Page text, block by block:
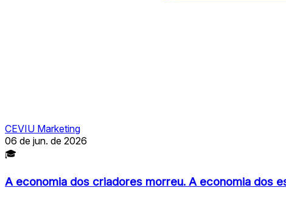
CEVIU Marketing
06 de jun. de 2026
🎓
A economia dos criadores morreu. A economia dos